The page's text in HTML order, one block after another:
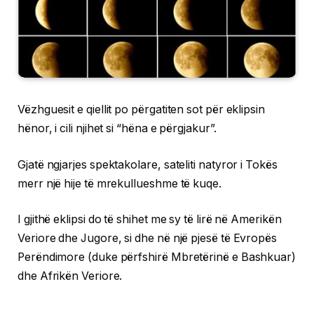
Vëzhguesit e qiellit po përgatiten sot për eklipsin
hënor, i cili njihet si “hëna e përgjakur”.
Gjatë ngjarjes spektakolare, sateliti natyror i Tokës
merr një hije të mrekullueshme të kuqe.
I gjithë eklipsi do të shihet me sy të lirë në Amerikën
Veriore dhe Jugore, si dhe në një pjesë të Evropës
Perëndimore (duke përfshirë Mbretërinë e Bashkuar)
dhe Afrikën Veriore.